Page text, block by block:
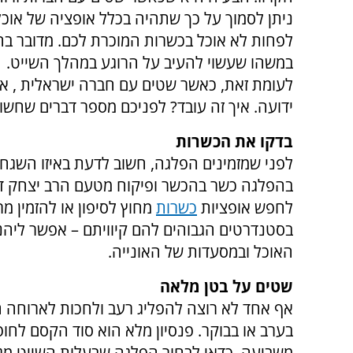
ניתן לסמוך על כך שתהיה בכלל אופציה של
לפחות לא אוכל בכשרות המוכרת לכם. מדובר
במשהו שעשוי להעיב על הרוגע במהלך השייט.
לעומת זאת, כאשר שטים עם חברה ישראלית ,
ידועה. איך זה עובד? לפניכם מספר דברים
בדקו את הכשרות
לפני שמזמינים הפלגה, חשוב לדעת באיזו
בהפלגה כשר בהכשר ופיקוח מטעם הרב יצחק
לחפש אופציות כשרות מחוץ לסיפון או להזמין
בסטנדרטים הגבוהים להם קיוויתם – אפשר
האוכל ובמסעדות של האונייה.
שטים על בטן מלאה
אף אחד לא רוצה להפליג רעב ולחכות
בערב או בבוקר. פנסיון מלא הוא סוד הקסם